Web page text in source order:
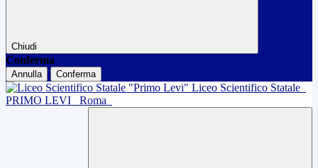
Chiudi
Conferma
Annulla Conferma
Liceo Scientifico Statale
PRIMO LEVI
Roma